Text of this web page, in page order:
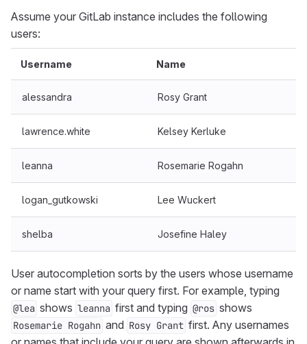
Assume your GitLab instance includes the following
users:
Username Name
alessandra Rosy Grant
lawrence.white Kelsey Kerluke
leanna Rosemarie Rogahn
logan_gutkowski Lee Wuckert
shelba Josefine Haley
User autocompletion sorts by the users whose username
or name start with your query first. For example, typing
@lea shows leanna first and typing @ros shows
Rosemarie Rogahn and Rosy Grant first. Any usernames